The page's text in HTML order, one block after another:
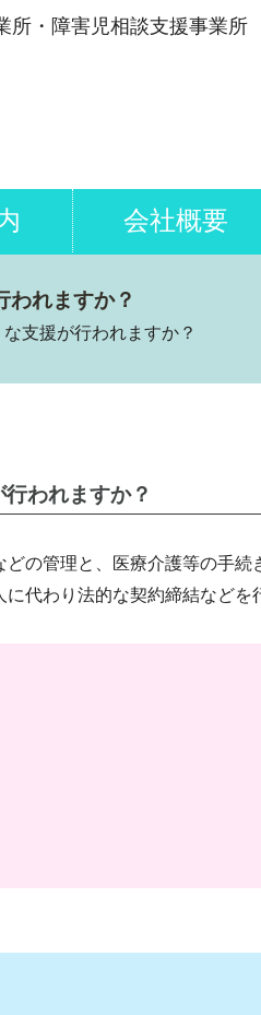
所・障害児相談支援事業所
会社概要
われますか？
支援が行われますか？
われますか？
の管理と、医療介護等の手
代わり法的な契約締結などを